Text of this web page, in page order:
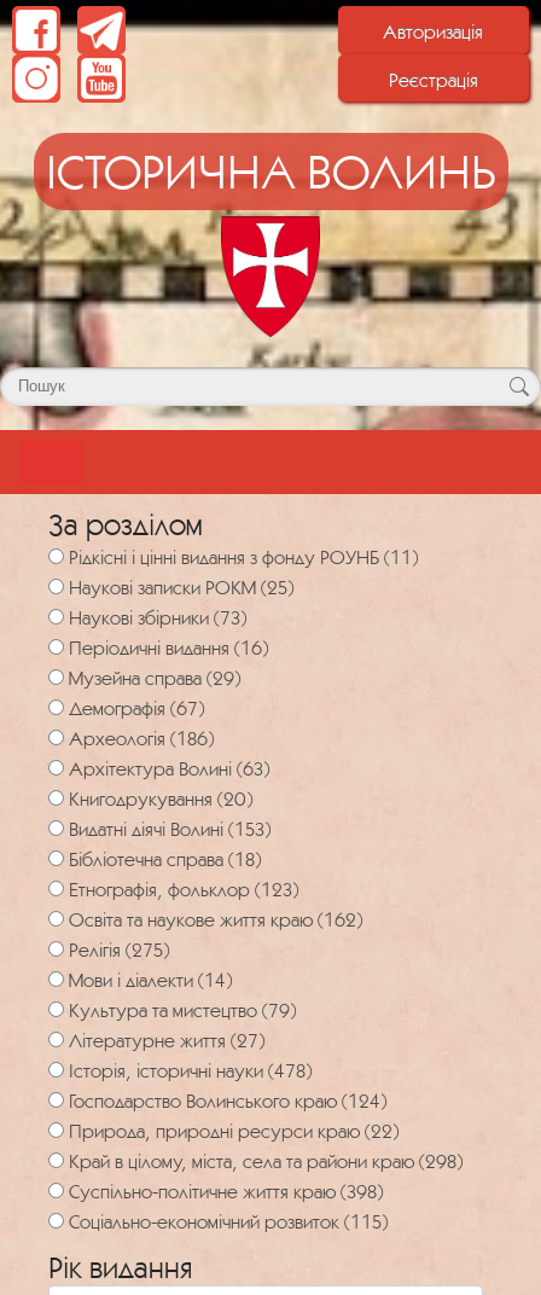
Авторизація
Реєстрація
ІСТОРИЧНА ВОЛИНЬ
За розділом
Рідкісні і цінні видання з фонду РОУНБ (11)
Наукові записки РОКМ (25)
Наукові збірники (73)
Періодичні видання (16)
Музейна справа (29)
Демографія (67)
Археологія (186)
Архітектура Волині (63)
Книгодрукування (20)
Видатні діячі Волині (153)
Бібліотечна справа (18)
Етнографія, фольклор (123)
Освіта та наукове життя краю (162)
Релігія (275)
Мови і діалекти (14)
Культура та мистецтво (79)
Літературне життя (27)
Історія, історичні науки (478)
Господарство Волинського краю (124)
Природа, природні ресурси краю (22)
Край в цілому, міста, села та райони краю (298)
Суспільно-політичне життя краю (398)
Соціально-економічний розвиток (115)
Рік видання